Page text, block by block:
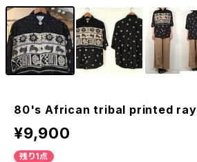
80's African tribal printed
¥9,900
残り1点